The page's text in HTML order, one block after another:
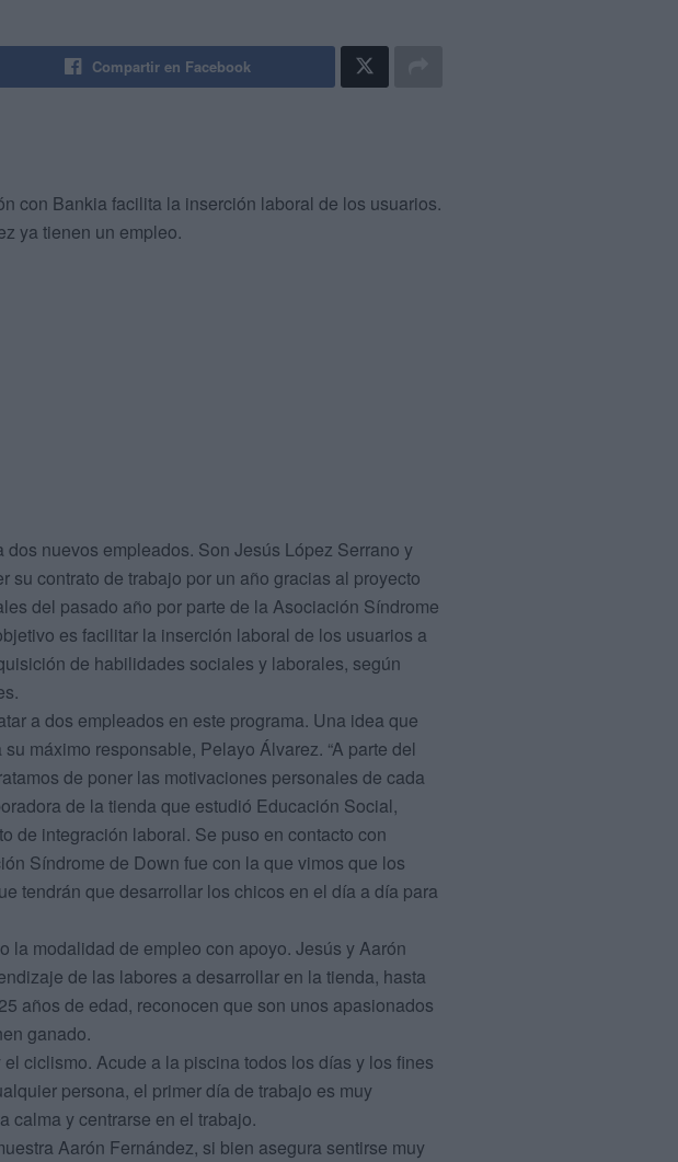
Compartir en Facebook
con Bankia facilita la inserción laboral de los usuarios.
ya tienen un empleo.
nuevos empleados. Son Jesús López Serrano y
contrato de trabajo por un año gracias al proyecto
del pasado año por parte de la Asociación Síndrome
es facilitar la inserción laboral de los usuarios a
de habilidades sociales y laborales, según
a dos empleados en este programa. Una idea que
máximo responsable, Pelayo Álvarez. “A parte del
de poner las motivaciones personales de cada
de la tienda que estudió Educación Social,
de integración laboral. Se puso en contacto con
Síndrome de Down fue con la que vimos que los
tendrán que desarrollar los chicos en el día a día para
la modalidad de empleo con apoyo. Jesús y Aarón
de las labores a desarrollar en la tienda, hasta
años de edad, reconocen que son unos apasionados
ganado.
ciclismo. Acude a la piscina todos los días y los fines
persona, el primer día de trabajo es muy
calma y centrarse en el trabajo.
Aarón Fernández, si bien asegura sentirse muy